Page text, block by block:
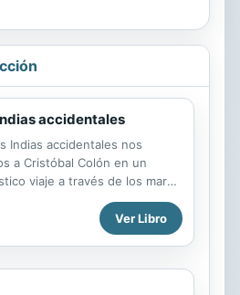
accidentales
Indias accidentales nos
a Cristóbal Colón en un
viaje a través de los mares
y la imaginación
Robert Finley recrea
conversaciones e
de la expedición al Caribe
Ver Libro